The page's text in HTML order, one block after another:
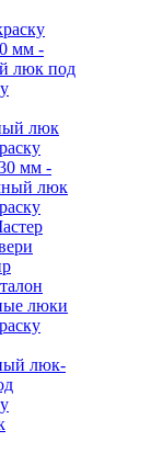
мм -
люк под
люк
мм -
люк
люки
люк-